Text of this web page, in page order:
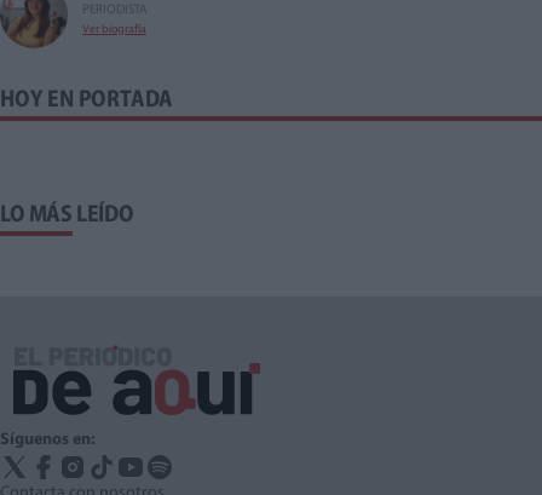
PERIODISTA
Ver biografía
HOY EN PORTADA
LO MÁS LEÍDO
Síguenos en: